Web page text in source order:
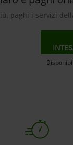
paghi i servizi